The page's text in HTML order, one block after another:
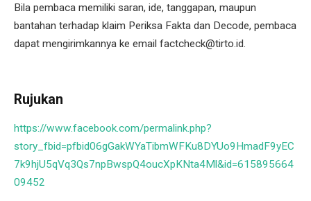
Bila pembaca memiliki saran, ide, tanggapan, maupun
bantahan terhadap klaim Periksa Fakta dan Decode, pembaca
dapat mengirimkannya ke email factcheck@tirto.id.
Rujukan
https://www.facebook.com/permalink.php?
story_fbid=pfbid06gGakWYaTibmWFKu8DYUo9HmadF9yEC
7k9hjU5qVq3Qs7npBwspQ4oucXpKNta4Ml&id=615895664
09452